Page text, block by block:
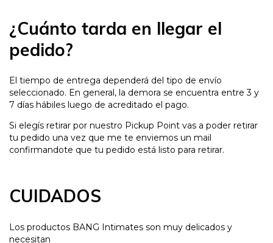
¿Cuánto tarda en llegar el
pedido?
El tiempo de entrega dependerá del tipo de envío
seleccionado. En general, la demora se encuentra entre 3 y
7 días hábiles luego de acreditado el pago.
Si elegís retirar por nuestro Pickup Point vas a poder retirar
tu pedido una vez que me te enviemos un mail
confirmandote que tu pedido está listo para retirar.
CUIDADOS
Los productos BANG Intimates son muy delicados y
necesitan